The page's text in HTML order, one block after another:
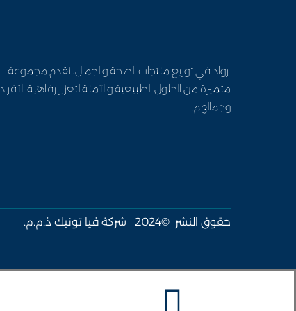
رواد في توزيع منتجات الصحة والجمال، نقدم مجموعة
متميزة من الحلول الطبيعية والآمنة لتعزيز رفاهية الأفراد
وجمالهم.
حقوق النشر ©2024 شركة فيا تونيك ذ.م.م.